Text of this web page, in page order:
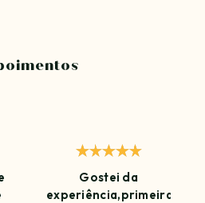
Gostei da
experiência,primeira